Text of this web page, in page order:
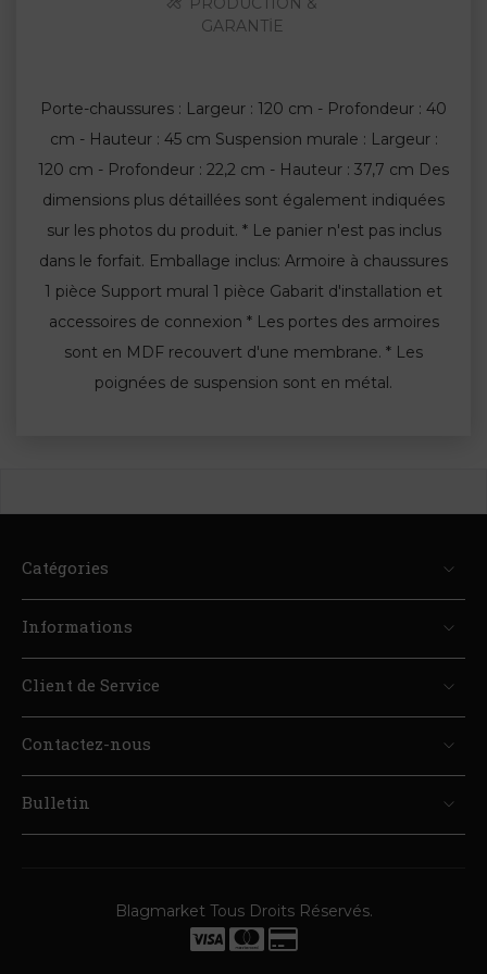
GARANTİE
Porte-chaussures : Largeur : 120 cm - Profondeur : 40
cm - Hauteur : 45 cm Suspension murale : Largeur :
120 cm - Profondeur : 22,2 cm - Hauteur : 37,7 cm Des
dimensions plus détaillées sont également indiquées
sur les photos du produit. * Le panier n'est pas inclus
dans le forfait. Emballage inclus: Armoire à chaussures
1 pièce Support mural 1 pièce Gabarit d'installation et
accessoires de connexion * Les portes des armoires
sont en MDF recouvert d'une membrane. * Les
poignées de suspension sont en métal.
Catégories
Informations
Client de Service
Contactez-nous
Bulletin
Blagmarket Tous Droits Réservés.